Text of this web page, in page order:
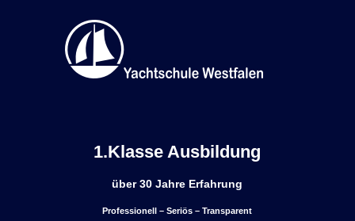
1.Klasse Ausbildung
über 30 Jahre Erfahrung
Professionell – Seriös – Transparent